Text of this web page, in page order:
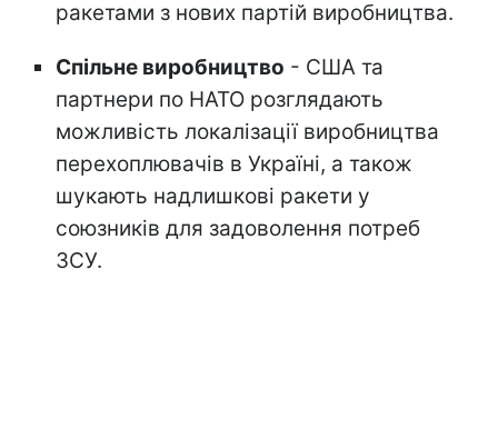
ракетами з нових партій виробництва.
Спільне виробництво - США та
партнери по НАТО розглядають
можливість локалізації виробництва
перехоплювачів в Україні, а також
шукають надлишкові ракети у
союзників для задоволення потреб
ЗСУ.